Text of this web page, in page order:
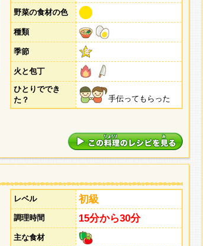
野菜の食材の色
種類
季節
火と包丁
ひとりででき
た？
手伝ってもらった
レベル 初級
調理時間 15分から30分
主な食材